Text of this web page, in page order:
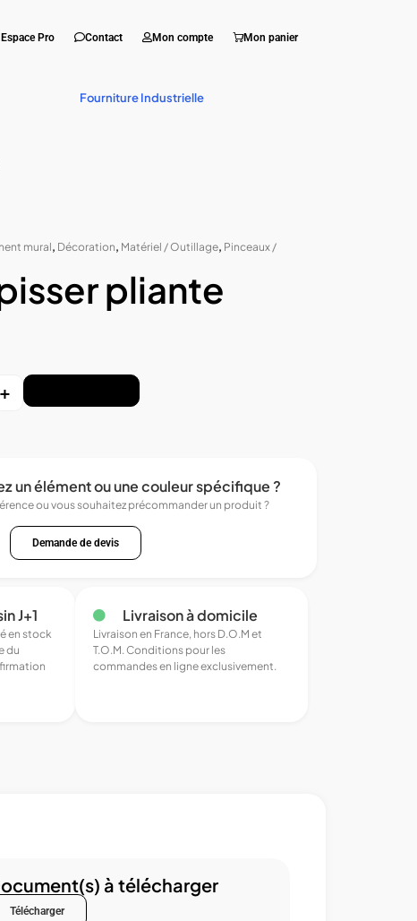
Espace Pro Contact Mon compte Mon panier
Fourniture Industrielle
mural, Décoration, Matériel / Outillage, Pinceaux /
pliante
+
un élément ou une couleur spécifique ?
ou vous souhaitez précommander un produit ?
Demande de devis
J+1
en stock
du
Livraison à domicile
Livraison en France, hors D.O.M et
T.O.M. Conditions pour les
commandes en ligne exclusivement.
à télécharger
Télécharger